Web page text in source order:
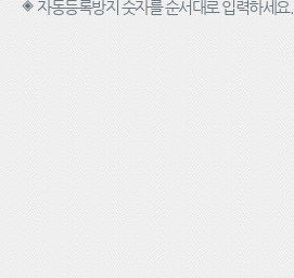
자동등록방지 숫자를 순서대로 입력하세요.